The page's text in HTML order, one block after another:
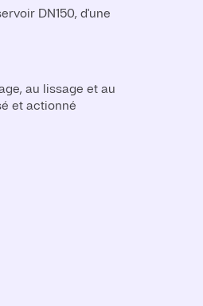
DN150, d'une
au lissage et au
et actionné